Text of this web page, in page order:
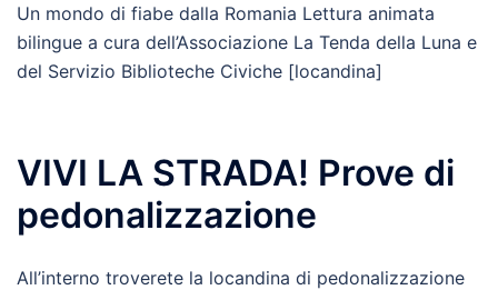
Un mondo di fiabe dalla Romania Lettura animata
bilingue a cura dell’Associazione La Tenda della Luna e
del Servizio Biblioteche Civiche [locandina]
VIVI LA STRADA! Prove di
pedonalizzazione
All’interno troverete la locandina di pedonalizzazione